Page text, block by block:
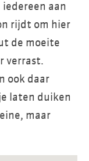
iedereen aan
rijdt om hier
de moeite
verrast.
ook daar
laten duiken
maar